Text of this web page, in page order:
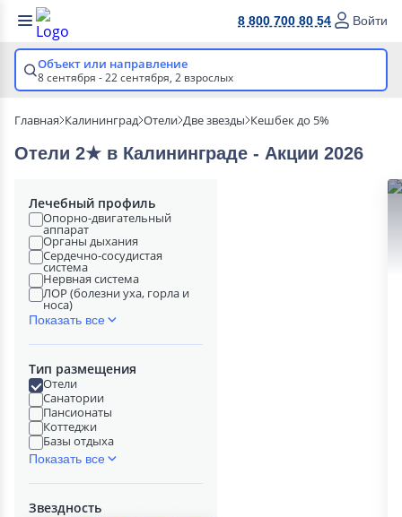
8 800 700 80 54 Войти
Объект или направление
8 сентября - 22 сентября, 2 взрослых
Главная Калининград Отели Две звезды Кешбек до 5%
Отели 2★ в Калининграде - Акции 2026
Лечебный профиль
Опорно-двигательный
аппарат
Органы дыхания
Сердечно-сосудистая
система
Нервная система
ЛОР (болезни уха, горла и
носа)
Показать все
Тип размещения
Отели
Санатории
Пансионаты
Коттеджи
Базы отдыха
Показать все
Звездность